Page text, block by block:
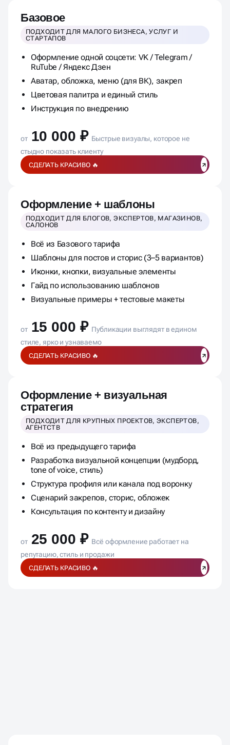
Базовое
ПОДХОДИТ ДЛЯ МАЛОГО БИЗНЕСА, УСЛУГ И
СТАРТАПОВ
Оформление одной соцсети: VK / Telegram /
RuTube / Яндекс Дзен
Аватар, обложка, меню (для ВК), закреп
Цветовая палитра и единый стиль
Инструкция по внедрению
от 10 000 ₽ Быстрые визуалы, которое не
стыдно показать клиенту
СДЕЛАТЬ КРАСИВО 🔥
Оформление + шаблоны
ПОДХОДИТ ДЛЯ БЛОГОВ, ЭКСПЕРТОВ, МАГАЗИНОВ,
САЛОНОВ
Всё из Базового тарифа
Шаблоны для постов и сторис (3–5 вариантов)
Иконки, кнопки, визуальные элементы
Гайд по использованию шаблонов
Визуальные примеры + тестовые макеты
от 15 000 ₽ Публикации выглядят в едином
стиле, ярко и узнаваемо
СДЕЛАТЬ КРАСИВО 🔥
Оформление + визуальная
стратегия
ПОДХОДИТ ДЛЯ КРУПНЫХ ПРОЕКТОВ, ЭКСПЕРТОВ,
АГЕНТСТВ
Всё из предыдущего тарифа
Разработка визуальной концепции (мудборд,
tone of voice, стиль)
Структура профиля или канала под воронку
Сценарий закрепов, сторис, обложек
Консультация по контенту и дизайну
от 25 000 ₽ Всё оформление работает на
репутацию, стиль и продажи
СДЕЛАТЬ КРАСИВО 🔥